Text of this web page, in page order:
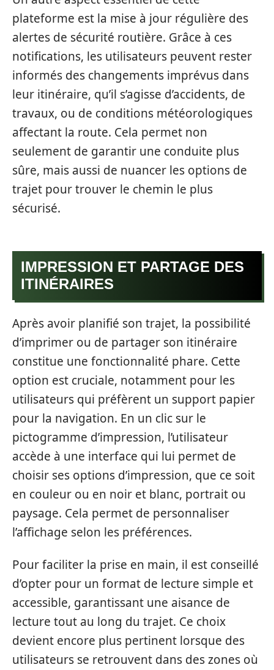
plateforme est la mise à jour régulière des
alertes de sécurité routière. Grâce à ces
notifications, les utilisateurs peuvent rester
informés des changements imprévus dans
leur itinéraire, qu’il s’agisse d’accidents, de
travaux, ou de conditions météorologiques
affectant la route. Cela permet non
seulement de garantir une conduite plus
sûre, mais aussi de nuancer les options de
trajet pour trouver le chemin le plus
sécurisé.
IMPRESSION ET PARTAGE DES
ITINÉRAIRES
Après avoir planifié son trajet, la possibilité
d’imprimer ou de partager son itinéraire
constitue une fonctionnalité phare. Cette
option est cruciale, notamment pour les
utilisateurs qui préfèrent un support papier
pour la navigation. En un clic sur le
pictogramme d’impression, l’utilisateur
accède à une interface qui lui permet de
choisir ses options d’impression, que ce soit
en couleur ou en noir et blanc, portrait ou
paysage. Cela permet de personnaliser
l’affichage selon les préférences.
Pour faciliter la prise en main, il est conseillé
d’opter pour un format de lecture simple et
accessible, garantissant une aisance de
lecture tout au long du trajet. Ce choix
devient encore plus pertinent lorsque des
utilisateurs se retrouvent dans des zones où